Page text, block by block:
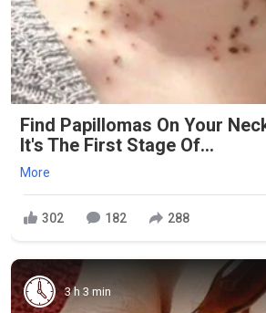
Find Papillomas On Your
It's The First Stage Of...
More
302 182 288
3 h 3 min